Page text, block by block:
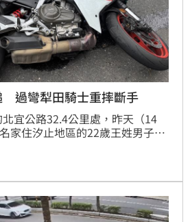
過彎犁田騎士重摔斷手
宜公路32.4公里處，昨天（14
家住汐止地區的22歲王姓男子，
時，發現他右手骨折，所幸經送